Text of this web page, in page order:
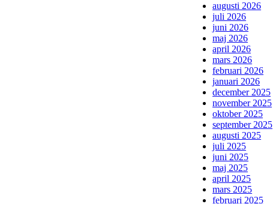
augusti 2026
juli 2026
juni 2026
maj 2026
april 2026
mars 2026
februari 2026
januari 2026
december 2025
november 2025
oktober 2025
september 2025
augusti 2025
juli 2025
juni 2025
maj 2025
april 2025
mars 2025
februari 2025